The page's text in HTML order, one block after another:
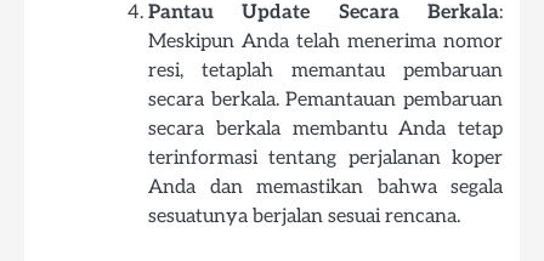
Pantau Update Secara Berkala:
Meskipun Anda telah menerima nomor
resi, tetaplah memantau pembaruan
secara berkala. Pemantauan pembaruan
secara berkala membantu Anda tetap
terinformasi tentang perjalanan koper
Anda dan memastikan bahwa segala
sesuatunya berjalan sesuai rencana.